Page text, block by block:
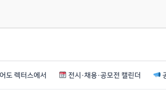
도 렉터스에서 전시·채용·공모전 캘린더